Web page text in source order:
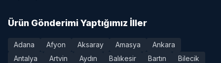
Ürün Gönderimi Yaptığımız İller
Adana Afyon Aksaray Amasya
Ankara
Antalya
Artvin Aydın Balıkesir Bartın
Bilecik